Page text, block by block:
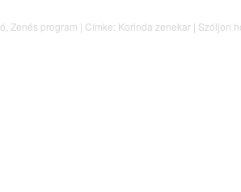
, Zenés program | Címke: Korinda zenekar | Szóljon